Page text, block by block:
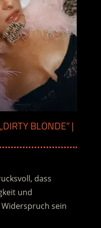
BLONDE“ |
dass
und
sein